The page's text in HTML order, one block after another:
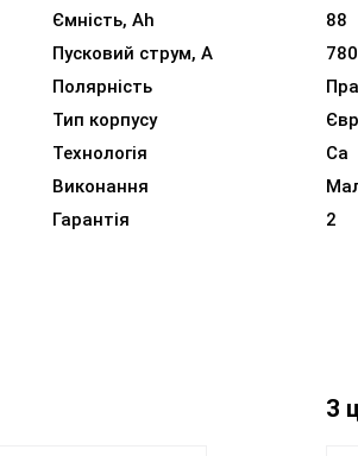
Ємність, Ah
88
Пусковий струм, A
780
Полярність
Тип корпусу
Технологія
Ca
Виконання
Гарантія
2
З